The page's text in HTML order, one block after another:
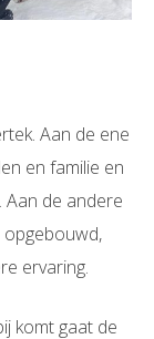
Aan de ene
en familie en
de andere
opgebouwd,
ervaring.
komt gaat de